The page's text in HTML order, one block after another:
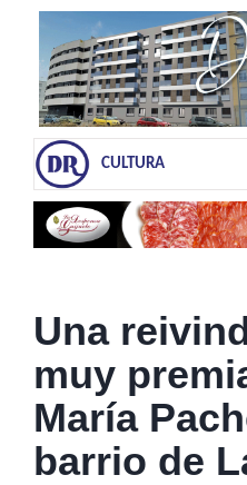
CULTURA
Una
muy
María
barrio de